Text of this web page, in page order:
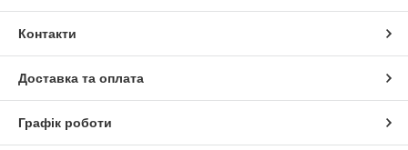
Контакти
Доставка та оплата
Графік роботи